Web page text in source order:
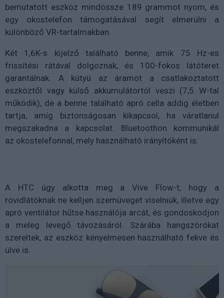
bemutatott eszköz mindössze 189 grammot nyom, és
egy okostelefon támogatásával segít elmerülni a
különböző VR-tartalmakban.
Két 1,6K-s kijelző található benne, amik 75 Hz-es
frissítési rátával dolgoznak, és 100-fokos látóteret
garantálnak. A kütyü az áramot a csatlakoztatott
eszköztől vagy külső akkumulátortól veszi (7,5 W-tal
működik), de a benne található apró cella addig életben
tartja, amíg biztonságosan kikapcsol, ha váratlanul
megszakadna a kapcsolat. Bluetoothon kommunikál
az okostelefonnal, mely használható irányítóként is.
A HTC úgy alkotta meg a Vive Flow-t, hogy a
rövidlátóknak ne kelljen szemüveget viselniük, illetve egy
apró ventilátor hűtse használója arcát, és gondoskodjon
a meleg levegő távozásáról. Szárába hangszórókat
szereltek, az eszköz kényelmesen használható fekve és
ülve is.